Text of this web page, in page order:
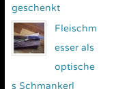
geschenkt
Fleischm
esser als
optische
s Schmankerl